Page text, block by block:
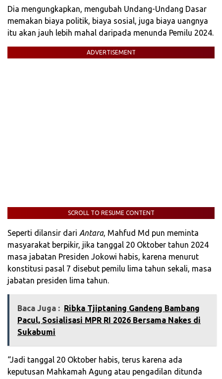
Dia mengungkapkan, mengubah Undang-Undang Dasar
memakan biaya politik, biaya sosial, juga biaya uangnya
itu akan jauh lebih mahal daripada menunda Pemilu 2024.
ADVERTISEMENT
SCROLL TO RESUME CONTENT
Seperti dilansir dari Antara, Mahfud Md pun meminta
masyarakat berpikir, jika tanggal 20 Oktober tahun 2024
masa jabatan Presiden Jokowi habis, karena menurut
konstitusi pasal 7 disebut pemilu lima tahun sekali, masa
jabatan presiden lima tahun.
Baca Juga : Ribka Tjiptaning Gandeng Bambang
Pacul, Sosialisasi MPR RI 2026 Bersama Nakes di
Sukabumi
“Jadi tanggal 20 Oktober habis, terus karena ada
keputusan Mahkamah Agung atau pengadilan ditunda